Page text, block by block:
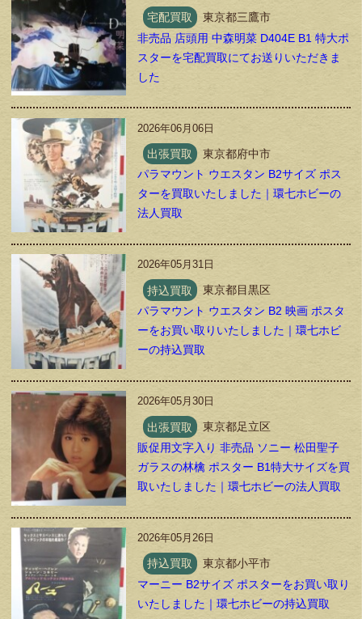
宅配買取
東京都三鷹市
非売品 店頭用 中森明菜 D404E B1 特大ポ
スターを宅配買取にてお送りいただきま
した
2026年06月06日
出張買取
東京都府中市
パラマウント ウエスタン B2サイズ ポス
ターを買取いたしました｜環七ホビーの
法人買取
2026年05月31日
持込買取
東京都目黒区
パラマウント ウエスタン B2 映画 ポスタ
ーをお買い取りいたしました｜環七ホビ
ーの持込買取
2026年05月30日
出張買取
東京都足立区
販促用文字入り 非売品 ソニー 松田聖子
ガラスの林檎 ポスター B1特大サイズを買
取いたしました｜環七ホビーの法人買取
2026年05月26日
持込買取
東京都小平市
マーニー B2サイズ ポスターをお買い取り
いたしました｜環七ホビーの持込買取